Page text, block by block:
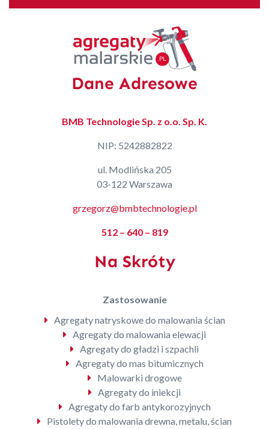
Dane Adresowe
BMB Technologie Sp. z o.o. Sp. K.
NIP: 5242882822
ul. Modlińska 205
03-122 Warszawa
grzegorz@bmbtechnologie.pl
512 – 640 – 819
Na Skróty
Zastosowanie
Agregaty natryskowe do malowania ścian
Agregaty do malowania elewacji
Agregaty do gładzi i szpachli
Agregaty do mas bitumicznych
Malowarki drogowe
Agregaty do iniekcji
Agregaty do farb antykorozyjnych
Pistolety do malowania drewna, metalu, ścian